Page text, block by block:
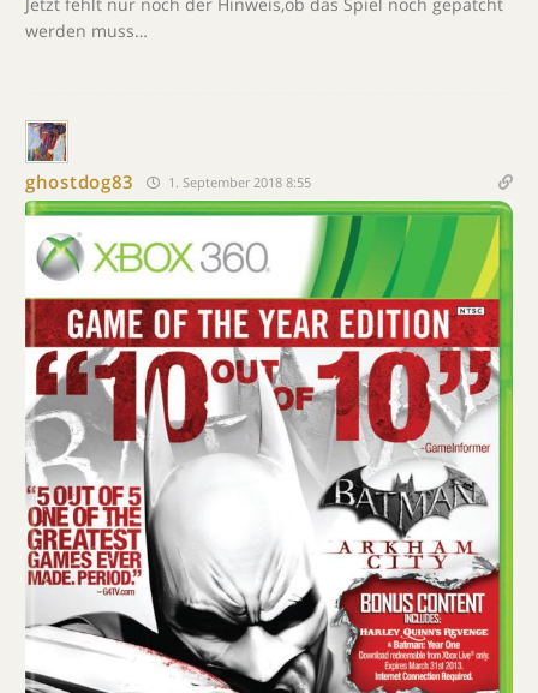
werden muss…
ghostdog83 1. September 2018 8:55